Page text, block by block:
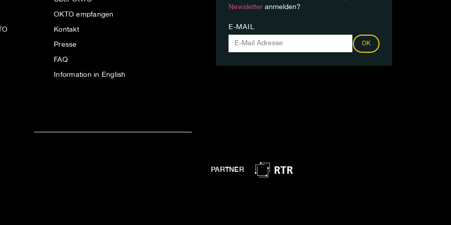
OKTO empfangen
Kontakt
Presse
FAQ
Information in English
Newsletter anmelden?
E-MAIL
OK
PARTNER